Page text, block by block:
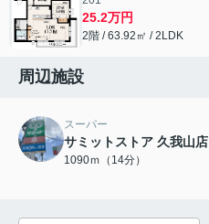
25.2万円
2階 / 63.92㎡ / 2LDK
周辺施設
スーパー
サミットストア 久我山店
1090ｍ（14分）